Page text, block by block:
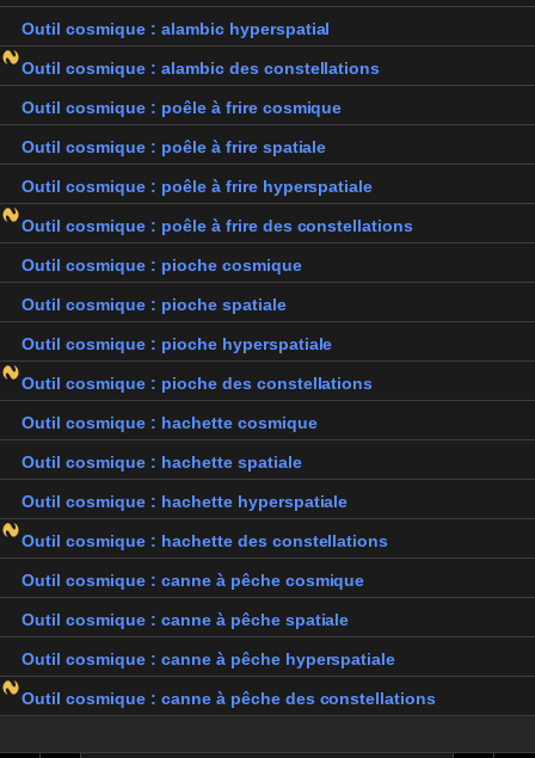
Outil cosmique : alambic hyperspatial
Outil cosmique : alambic des constellations
Outil cosmique : poêle à frire cosmique
Outil cosmique : poêle à frire spatiale
Outil cosmique : poêle à frire hyperspatiale
Outil cosmique : poêle à frire des constellations
Outil cosmique : pioche cosmique
Outil cosmique : pioche spatiale
Outil cosmique : pioche hyperspatiale
Outil cosmique : pioche des constellations
Outil cosmique : hachette cosmique
Outil cosmique : hachette spatiale
Outil cosmique : hachette hyperspatiale
Outil cosmique : hachette des constellations
Outil cosmique : canne à pêche cosmique
Outil cosmique : canne à pêche spatiale
Outil cosmique : canne à pêche hyperspatiale
Outil cosmique : canne à pêche des constellations